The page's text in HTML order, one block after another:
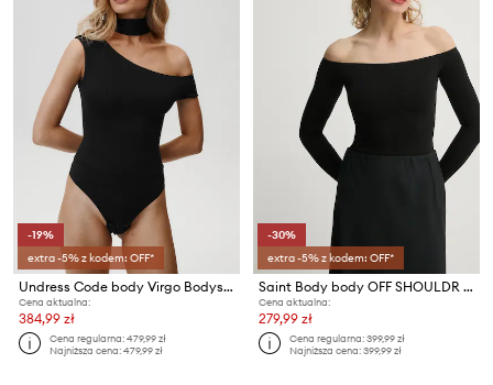
-19%
extra -5% z kodem: OFF*
Undress Code body Virgo Bodysuit
Cena aktualna:
384,99 zł
Cena regularna:479,99 zł
Najniższa cena:479,99 zł
-30%
extra -5% z kodem: OFF*
Saint Body body OFF SHOULDR BODYSUIT
Cena aktualna:
279,99 zł
Cena regularna:399,99 zł
Najniższa cena:399,99 zł